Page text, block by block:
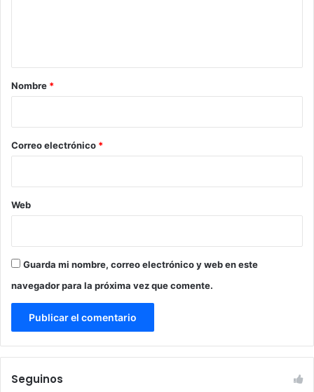
r
*
Nombre *
Correo electrónico *
Web
Guarda mi nombre, correo electrónico y web en este
navegador para la próxima vez que comente.
Seguinos